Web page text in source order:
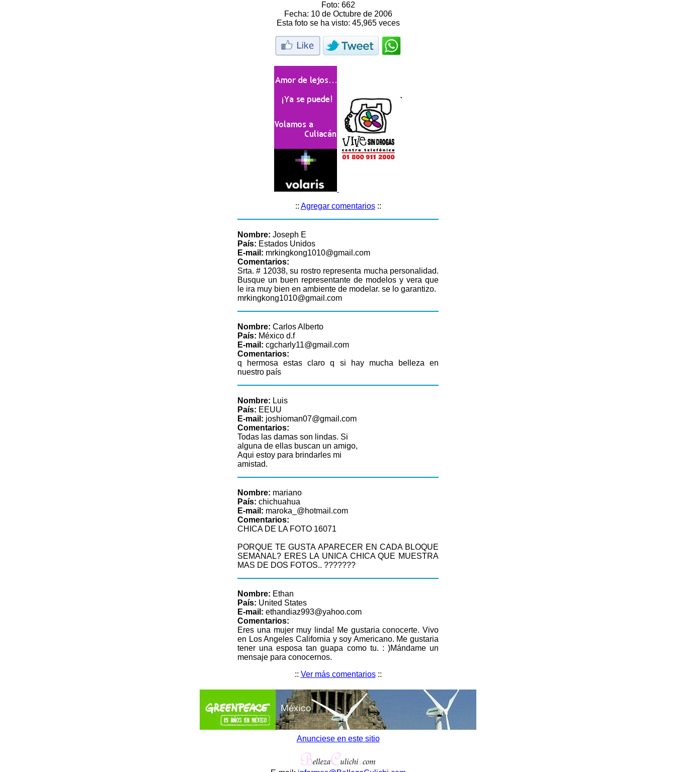
Foto: 662
Fecha: 10 de Octubre de 2006
Esta foto se ha visto: 45,965 veces
:: Agregar comentarios::
Nombre: Joseph E
País: Estados Unidos
E-mail: mrkingkong1010@gmail.com
Comentarios:
Srta. # 12038, su rostro representa mucha personalidad.
Busque un buen representante de modelos y vera que
le ira muy bien en ambiente de modelar. se lo garantizo.
mrkingkong1010@gmail.com
Nombre: Carlos Alberto
País: México d.f
E-mail: cgcharly11@gmail.com
Comentarios:
q hermosa estas claro q si hay mucha belleza en
nuestro país
Nombre: Luis
País: EEUU
E-mail: joshioman07@gmail.com
Comentarios:
Todas las damas son lindas. Si
alguna de ellas buscan un amigo,
Aqui estoy para brindarles mi
amistad.
Nombre: mariano
País: chichuahua
E-mail: maroka_@hotmail.com
Comentarios:
CHICA DE LA FOTO 16071
PORQUE TE GUSTA APARECER EN CADA BLOQUE
SEMANAL? ERES LA UNICA CHICA QUE MUESTRA
MAS DE DOS FOTOS.. ???????
Nombre: Ethan
País: United States
E-mail: ethandiaz993@yahoo.com
Comentarios:
Eres una mujer muy linda! Me gustaria conocerte. Vivo
en Los Angeles California y soy Americano. Me gustaria
tener una esposa tan guapa como tu. : )Mándame un
mensaje para conocernos.
:: Ver más comentarios::
Anunciese en este sitio